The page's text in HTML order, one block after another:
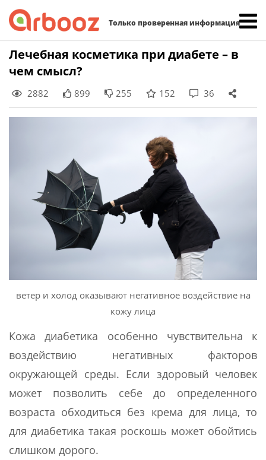
Только проверенная информация
Skip
Лечебная косметика при диабете – в
чем смысл?
2882 899 255 152 36
ветер и холод оказывают негативное воздействие на
кожу лица
Кожа диабетика особенно чувствительна к
воздействию негативных факторов
окружающей среды. Если здоровый человек
может позволить себе до определенного
возраста обходиться без крема для лица, то
для диабетика такая роскошь может обойтись
слишком дорого.
Найти: